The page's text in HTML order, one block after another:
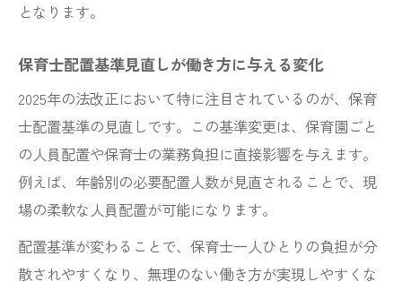
となります。
保育士配置基準見直しが働き方に与える変化
2025年の法改正において特に注目されているのが、保育
士配置基準の見直しです。この基準変更は、保育園ごと
の人員配置や保育士の業務負担に直接影響を与えます。
例えば、年齢別の必要配置人数が見直されることで、現
場の柔軟な人員配置が可能になります。
配置基準が変わることで、保育士一人ひとりの負担が分
散されやすくなり、無理のない働き方が実現しやすくな